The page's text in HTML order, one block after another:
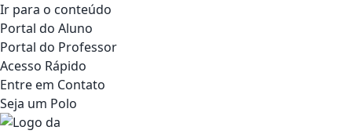
Ir para o conteúdo
Portal do Aluno
Portal do Professor
Acesso Rápido
Entre em Contato
Seja um Polo